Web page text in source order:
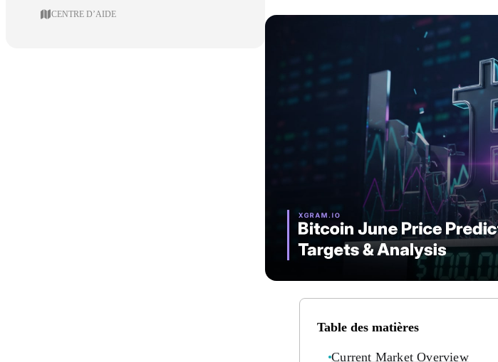
CENTRE D’AIDE
Table des matières
Current Market Overview